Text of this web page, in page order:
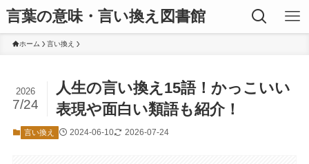
言葉の意味・言い換え図書館
ホーム 言い換え
人生の言い換え15語！かっこいい
表現や面白い類語も紹介！
2026
7/24
言い換え 2024-06-10 2026-07-24